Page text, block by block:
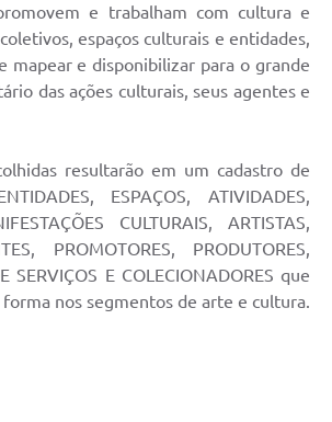
e trabalham com cultura e
espaços culturais e entidades,
mapear e disponibilizar para o grande
das ações culturais, seus agentes e
resultarão em um cadastro de
ESPAÇOS, ATIVIDADES,
CULTURAIS, ARTISTAS,
PROMOTORES, PRODUTORES,
SERVIÇOS E COLECIONADORES que
nos segmentos de arte e cultura.